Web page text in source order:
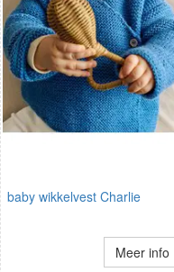
baby wikkelvest Charlie
Meer info